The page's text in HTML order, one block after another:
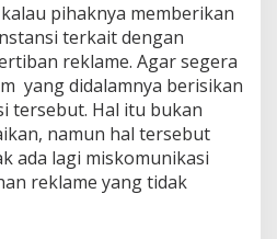
pihaknya memberikan
terkait dengan
reklame. Agar segera
yang didalamnya berisikan
tersebut. Hal itu bukan
namun hal tersebut
ada lagi miskomunikasi
reklame yang tidak